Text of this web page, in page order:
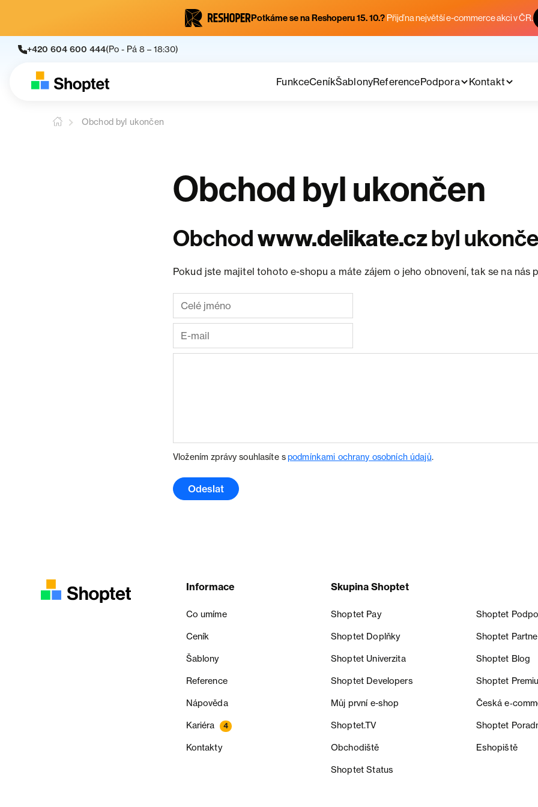
Potkáme se na Reshoperu 15. 10.? Přijď na největší e-commerce akci v ČR.
+420 604 600 444(Po - Pá 8 – 18:30)
FunkceCeníkŠablonyReferencePodpora Kontakt
Obchod byl ukončen
Obchod byl ukončen
Obchodwww.delikate.czbyl
Pokud jste majitel tohoto e-shopu a máte zájem o jeho obnovení, tak se na nás
Vložením zprávy souhlasíte spodmínkami ochrany osobních údajů.
Odeslat
Informace
Co umíme
Ceník
Šablony
Reference
Nápověda
Kariéra 4
Kontakty
Skupina Shoptet
Shoptet Pay Shoptet
Shoptet Doplňky Shoptet
Shoptet Univerzita Shoptet Blog
Shoptet Developers Shoptet
Můj první e-shop Česká
Shoptet.TV Shoptet
Obchodiště Eshopiště
Shoptet Status